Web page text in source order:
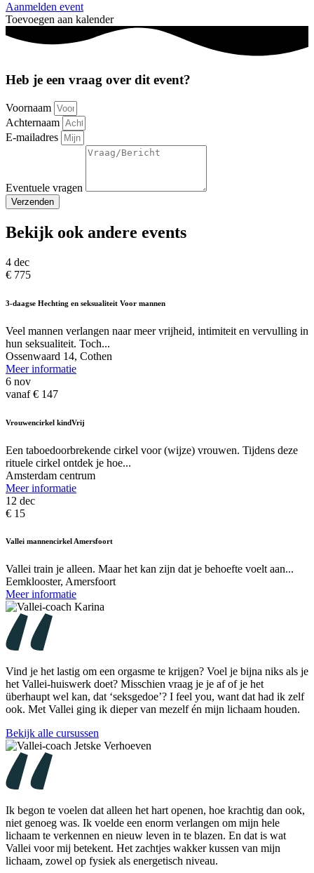
Aanmelden event
Toevoegen aan kalender
Heb je een vraag over dit event?
Voornaam
Achternaam
E-mailadres
Eventuele vragen
Verzenden
Bekijk ook andere events
4 dec
€ 775
3-daagse Hechting en seksualiteit Voor mannen
Veel mannen verlangen naar meer vrijheid, intimiteit en vervulling in
hun seksualiteit. Toch...
Ossenwaard 14, Cothen
Meer informatie
6 nov
vanaf € 147
Vrouwencirkel kindVrij
Een taboedoorbrekende cirkel voor (wijze) vrouwen. Tijdens deze
rituele cirkel ontdek je hoe...
Amsterdam centrum
Meer informatie
12 dec
€ 15
Vallei mannencirkel Amersfoort
Vallei train je alleen. Maar het kan zijn dat je behoefte voelt aan...
Eemklooster, Amersfoort
Meer informatie
Vind je het lastig om een orgasme te krijgen? Voel je bijna niks als je
het Vallei-huiswerk doet? Misschien vraag je je af of je het
überhaupt wel kan, dat ‘seksgedoe’? I feel you, want dat had ik zelf
ook. Met Vallei ging ik dieper van mezelf én mijn lichaam houden.
Bekijk alle cursussen
Ik begon te voelen dat alleen het hart openen, hoe krachtig dan ook,
niet genoeg was. Ik voelde een enorm verlangen om mijn hele
lichaam te verkennen en nieuw leven in te blazen. En dat is wat
Vallei voor mij betekent. Het zachtjes wakker kussen van mijn
lichaam, zowel op fysiek als energetisch niveau.